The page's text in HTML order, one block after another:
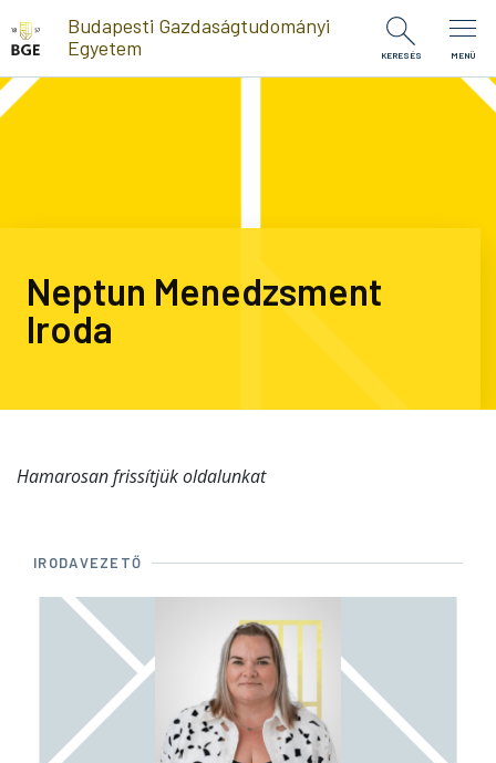
Ugrás a tartalomra
Budapesti Gazdaságtudományi
Egyetem
KERESÉS MENÜ
Neptun Menedzsment
Iroda
Hamarosan frissítjük oldalunkat
IRODAVEZETŐ